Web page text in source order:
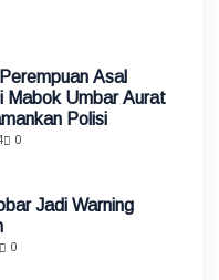
Asal
Mabok Umbar Aurat
Polisi
0
Jadi Warning
0